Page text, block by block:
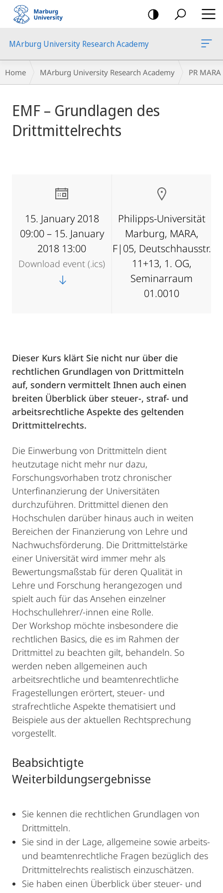
mobile
navigation
MArburg University Research Academy
Breadcrumb-
Navigation
Home MArburg University Research Academy PR MARA
content
EMF – Grundlagen des
Drittmittelrechts
15. January 2018
09:00 – 15. January
2018 13:00
Download event (.ics)
Philipps-Universität
Marburg, MARA,
F|05, Deutschhausstr.
11+13, 1. OG,
Seminarraum
01.0010
Dieser Kurs klärt Sie nicht nur über die
rechtlichen Grundlagen von Drittmitteln
auf, sondern vermittelt Ihnen auch einen
breiten Überblick über steuer-, straf- und
arbeitsrechtliche Aspekte des geltenden
Drittmittelrechts.
Die Einwerbung von Drittmitteln dient
heutzutage nicht mehr nur dazu,
Forschungsvorhaben trotz chronischer
Unterfinanzierung der Universitäten
durchzuführen. Drittmittel dienen den
Hochschulen darüber hinaus auch in weiten
Bereichen der Finanzierung von Lehre und
Nachwuchsförderung. Die Drittmittelstärke
einer Universität wird immer mehr als
Bewertungsmaßstab für deren Qualität in
Lehre und Forschung herangezogen und
spielt auch für das Ansehen einzelner
Hochschullehrer/-innen eine Rolle.
Der Workshop möchte insbesondere die
rechtlichen Basics, die es im Rahmen der
Drittmittel zu beachten gilt, behandeln. So
werden neben allgemeinen auch
arbeitsrechtliche und beamtenrechtliche
Fragestellungen erörtert, steuer- und
strafrechtliche Aspekte thematisiert und
Beispiele aus der aktuellen Rechtsprechung
vorgestellt.
Beabsichtigte
Weiterbildungsergebnisse
Sie kennen die rechtlichen Grundlagen von
Drittmitteln.
Sie sind in der Lage, allgemeine sowie arbeits-
und beamtenrechtliche Fragen bezüglich des
Drittmittelrechts realistisch einzuschätzen.
Sie haben einen Überblick über steuer- und